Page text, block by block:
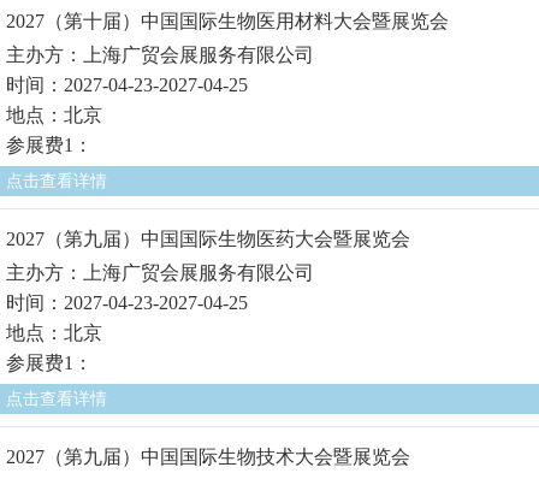
2027（第十届）中国国际生物医用材料大会暨展览会
主办方：上海广贸会展服务有限公司
时间：2027-04-23-2027-04-25
地点：北京
参展费1：
点击查看详情
2027（第九届）中国国际生物医药大会暨展览会
主办方：上海广贸会展服务有限公司
时间：2027-04-23-2027-04-25
地点：北京
参展费1：
点击查看详情
2027（第九届）中国国际生物技术大会暨展览会